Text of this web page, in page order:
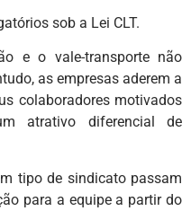
sob a Lei CLT.
e o vale-transporte não
as empresas aderem a
colaboradores motivados
atrativo diferencial de
tipo de sindicato passam
para a equipe a partir do